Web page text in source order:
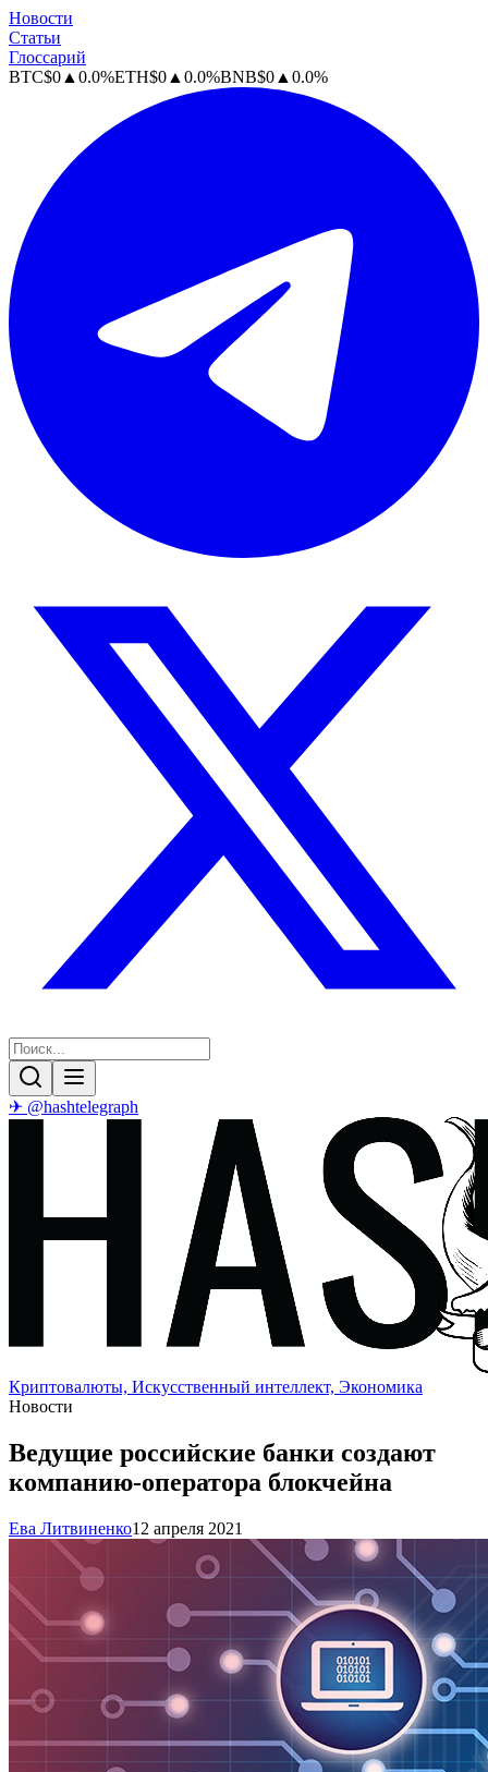
Новости
Статьи
Глоссарий
BTC$0 ▲ 0.0%ETH$0 ▲ 0.0%BNB$0 ▲ 0.0%
✈ @hashtelegraph
Криптовалюты, Искусственный интеллект, Экономика
Новости
Ведущие российские банки создают
компанию-оператора блокчейна
Ева Литвиненко12 апреля 2021